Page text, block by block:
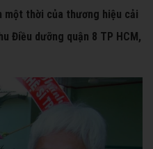
một thời của thương hiệu cải
Điều dưỡng quận 8 TP HCM,